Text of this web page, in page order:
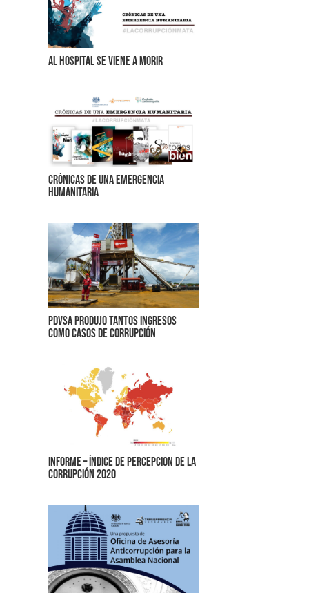
Al hospital se viene a morir
Crónicas de una Emergencia
Humanitaria
Pdvsa produjo tantos ingresos
como casos de corrupción
Informe – Índice de percepcion de la
corrupción 2020